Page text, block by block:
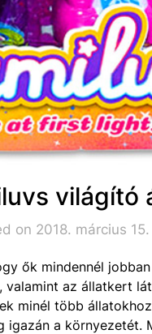
világító
on 2018. március
ők mindennél
az állatkert
minél több
igazán a